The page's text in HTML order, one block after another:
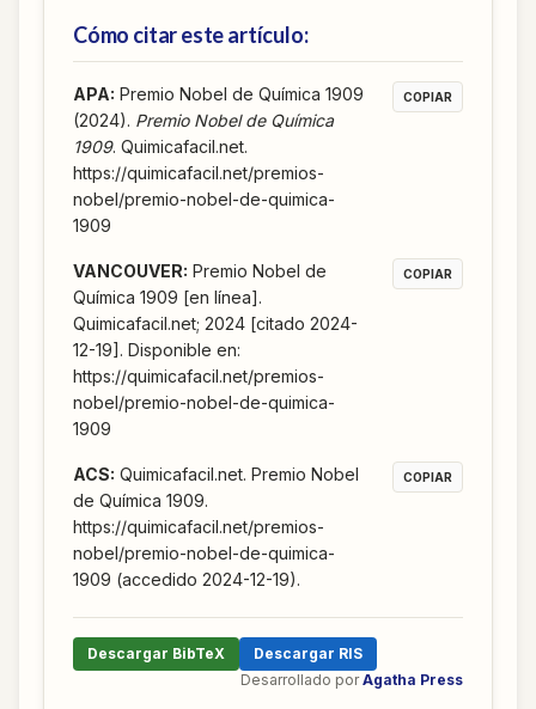
Cómo citar este artículo:
APA: Premio Nobel de Química 1909
(2024). Premio Nobel de Química
1909. Quimicafacil.net.
https://quimicafacil.net/premios-
nobel/premio-nobel-de-quimica-
1909
COPIAR
VANCOUVER: Premio Nobel de
Química 1909 [en línea].
Quimicafacil.net; 2024 [citado 2024-
12-19]. Disponible en:
https://quimicafacil.net/premios-
nobel/premio-nobel-de-quimica-
1909
COPIAR
ACS: Quimicafacil.net. Premio Nobel
de Química 1909.
https://quimicafacil.net/premios-
nobel/premio-nobel-de-quimica-
1909 (accedido 2024-12-19).
COPIAR
Descargar BibTeX
Descargar RIS
Desarrollado por Agatha Press